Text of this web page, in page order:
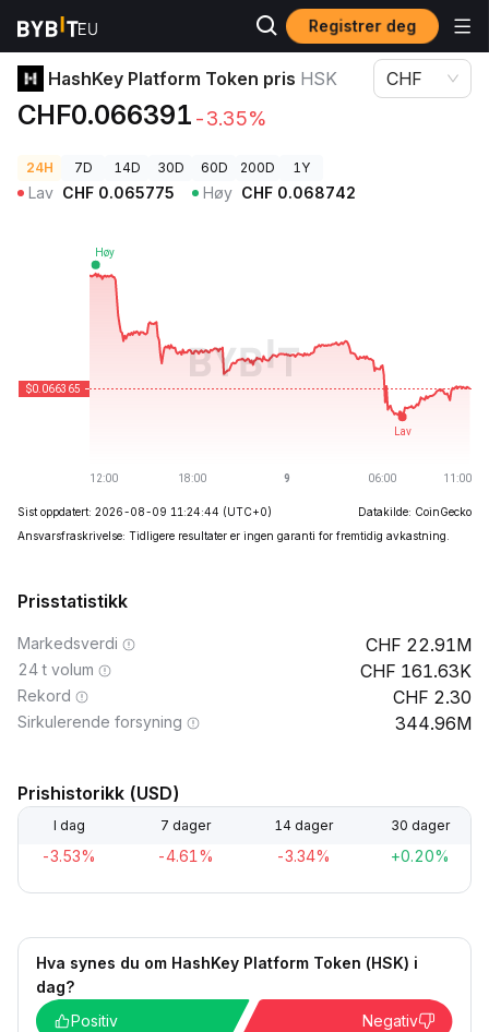
Registrer deg
Kryptopriser HashKey Platform Token pris HSK
HashKey Platform Token pris HSK
CHF0.066391 -3.35%
CHF
24H 7D 14D 30D 60D 200D 1Y
Lav CHF 0.065775 Høy CHF 0.068742
Sist oppdatert: 2026-08-09 11:24:44 (UTC+0)
Datakilde: CoinGecko
Ansvarsfraskrivelse: Tidligere resultater er ingen garanti for fremtidig avkastning.
Prisstatistikk
Markedsverdi 22.91M
24 t volum 161.63K
Rekord 2.30
Sirkulerende forsyning 344.96M
Prishistorikk (USD)
I dag 7 dager 14 dager 30 dager
-3.53% -4.61% -3.34% +0.20%
Hva synes du om HashKey Platform Token (HSK) i
dag?
Positiv
Negativ